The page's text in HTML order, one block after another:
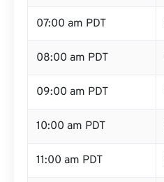
07:00 am PDT
08:00 am PDT
09:00 am PDT
10:00 am PDT
11:00 am PDT